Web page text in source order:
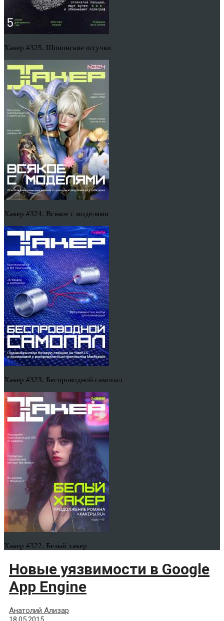
Хакер #325. Шпионские штучки
Хакер #324. Всякое с моделями
Хакер #323. Беспроводной самопал
Хакер #322. Белый хакер
Новые уязвимости в Google
App Engine
Анатолий Ализар